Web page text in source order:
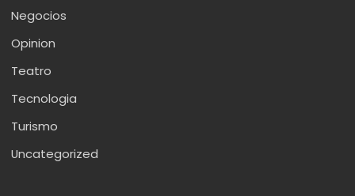
Negocios
Opinion
Teatro
Tecnologia
Turismo
Uncategorized